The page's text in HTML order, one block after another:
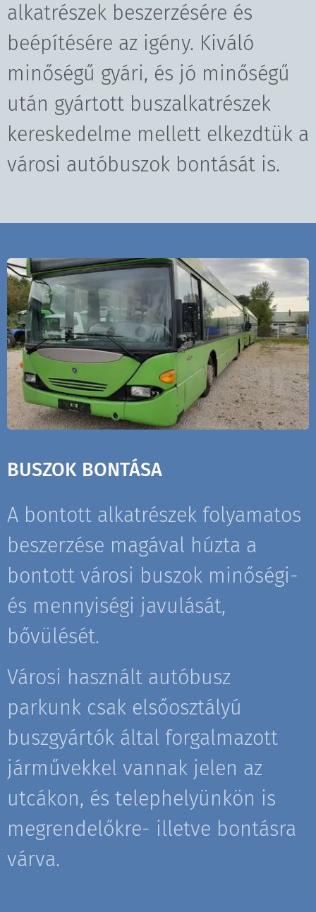
alkatrészek beszerzésére és
beépítésére az igény. Kiváló
minőségű gyári, és jó minőségű
után gyártott buszalkatrészek
kereskedelme mellett elkezdtük a
városi autóbuszok bontását is.
BUSZOK BONTÁSA
A bontott alkatrészek folyamatos
beszerzése magával húzta a
bontott városi buszok minőségi-
és mennyiségi javulását,
bővülését.
Városi használt autóbusz
parkunk csak elsőosztályú
buszgyártók által forgalmazott
járművekkel vannak jelen az
utcákon, és telephelyünkön is
megrendelőkre- illetve bontásra
várva.